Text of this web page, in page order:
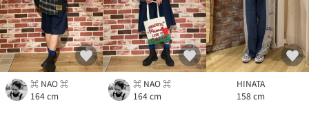
⌘ NAO ⌘
164 cm
⌘ NAO ⌘
164 cm
HINATA
158 cm